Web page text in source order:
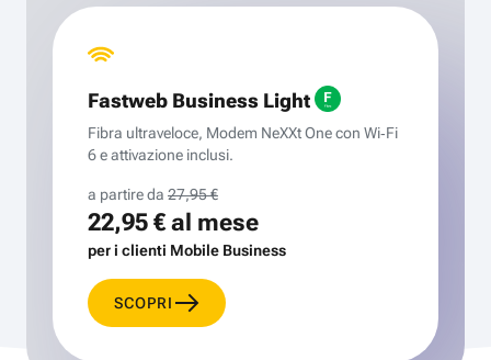
Fastweb Business Light
Fibra ultraveloce, Modem NeXXt One con Wi‑Fi
6 e attivazione inclusi.
a partire da 27,95 €
22,95 €al mese
per i clienti Mobile Business
SCOPRI